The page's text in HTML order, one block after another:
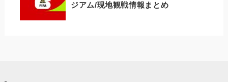
ジアム/現地観戦情報まとめ